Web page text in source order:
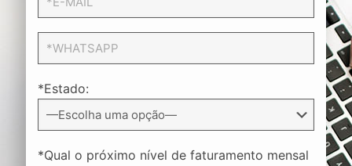
*Estado:
*Qual o próximo nível de faturamento mensal